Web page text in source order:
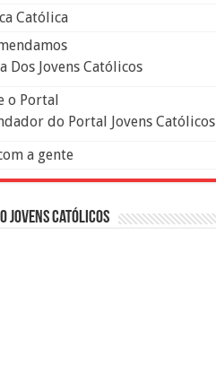
Católica
Dos Jovens Católicos
o Portal
do Portal Jovens Católicos
a gente
Jovens Católicos